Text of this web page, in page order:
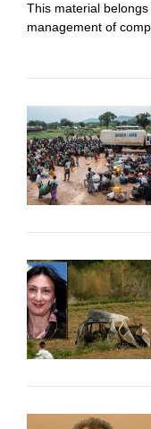
This material
management of